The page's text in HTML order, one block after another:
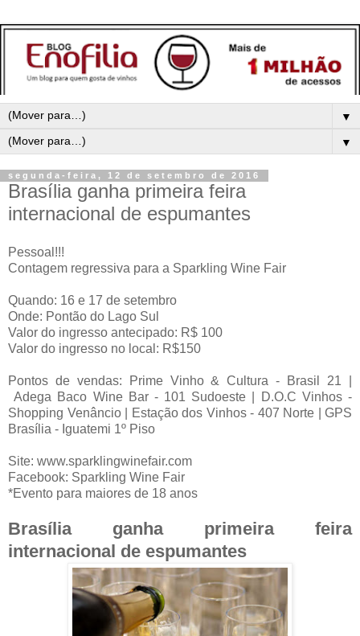
▼
▼
segunda-feira, 12 de setembro de 2016
Brasília ganha primeira feira
internacional de espumantes
Pessoal!!!
Contagem regressiva para a Sparkling Wine Fair
Quando: 16 e 17 de setembro
Onde: Pontão do Lago Sul
Valor do ingresso antecipado: R$ 100
Valor do ingresso no local: R$150
Pontos de vendas: Prime Vinho & Cultura - Brasil 21 |
Adega Baco Wine Bar - 101 Sudoeste | D.O.C Vinhos -
Shopping Venâncio | Estação dos Vinhos - 407 Norte | GPS
Brasília - Iguatemi 1º Piso
Site: www.sparklingwinefair.com
Facebook: Sparkling Wine Fair
*Evento para maiores de 18 anos
Brasília ganha primeira feira
internacional de espumantes